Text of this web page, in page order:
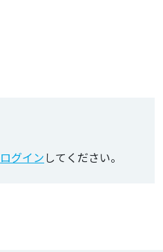
ログインしてください。